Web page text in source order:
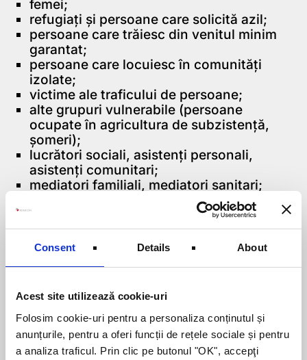
Consent Details About
Acest site utilizează cookie-uri
Folosim cookie-uri pentru a personaliza conținutul și
anunțurile, pentru a oferi funcții de rețele sociale și pentru
a analiza traficul. Prin clic pe butonul "OK", accepţi
femei;
refugiați și persoane care solicită azil;
persoane care trăiesc din venitul minim
garantat;
persoane care locuiesc în comunități
izolate;
victime ale traficului de persoane;
alte grupuri vulnerabile (persoane
ocupate în agricultura de subzistență,
șomeri);
lucrători sociali, asistenți personali,
asistenți comunitari;
mediatori familiali, mediatori sanitari;
îngrijitori, personal din instituții
rezidențiale;
manageri ai întreprinderilor sociale,
elevi/studenți;
persoane afectate de boli ocupaționale.
Activități eligibile: